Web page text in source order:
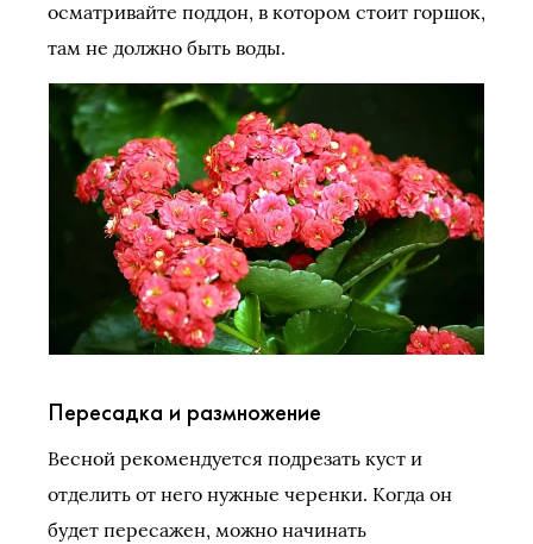
осматривайте поддон, в котором стоит горшок,
там не должно быть воды.
Пересадка и размножение
Весной рекомендуется подрезать куст и
отделить от него нужные черенки. Когда он
будет пересажен, можно начинать